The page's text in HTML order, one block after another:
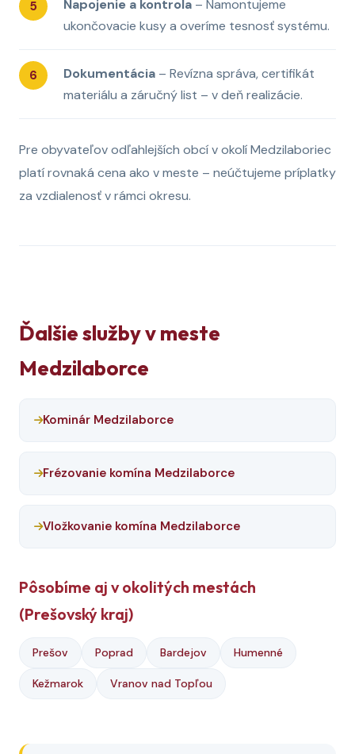
Napojenie a kontrola – Namontujeme
ukončovacie kusy a overíme tesnosť systému.
Dokumentácia – Revízna správa, certifikát
materiálu a záručný list – v deň realizácie.
Pre obyvateľov odľahlejších obcí v okolí Medzilaboriec
platí rovnaká cena ako v meste – neúčtujeme príplatky
za vzdialenosť v rámci okresu.
Ďalšie služby v meste
Medzilaborce
Kominár Medzilaborce
Frézovanie komína Medzilaborce
Vložkovanie komína Medzilaborce
Pôsobíme aj v okolitých mestách
(Prešovský kraj)
Prešov Poprad Bardejov Humenné
Kežmarok Vranov nad Topľou